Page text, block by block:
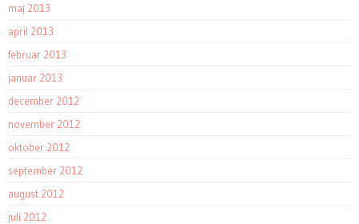
maj 2013
april 2013
februar 2013
januar 2013
december 2012
november 2012
oktober 2012
september 2012
august 2012
juli 2012